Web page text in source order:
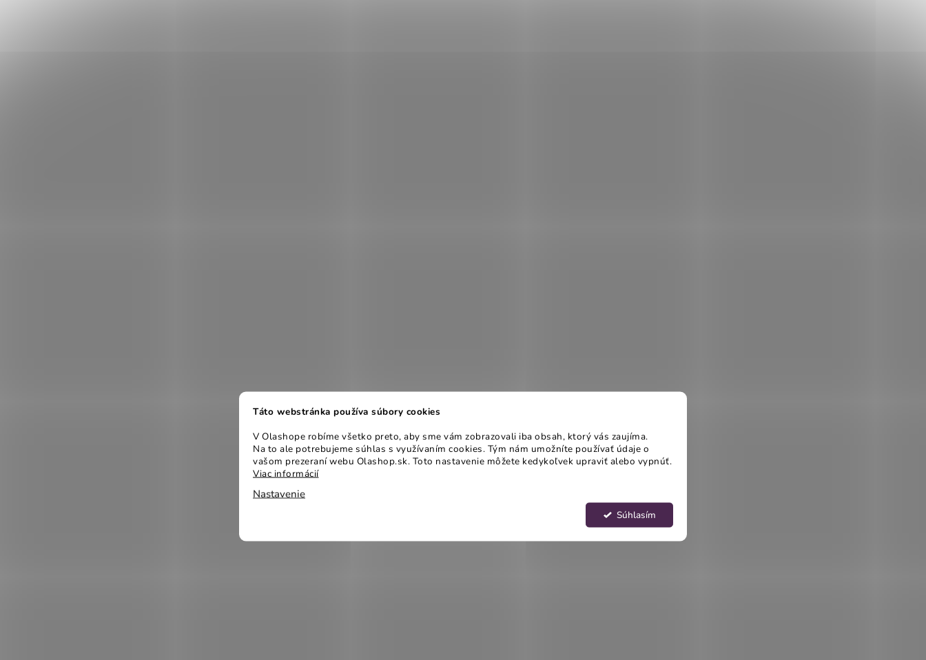
Táto webstránka používa súbory cookies
V Olashope robíme všetko preto, aby sme vám zobrazovali iba obsah, ktorý vás zaujíma.
Na to ale potrebujeme súhlas s využívaním cookies. Tým nám umožníte používať údaje o
vašom prezeraní webu Olashop.sk. Toto nastavenie môžete kedykoľvek upraviť alebo vypnúť.
Viac informácií
Nastavenie
Súhlasím